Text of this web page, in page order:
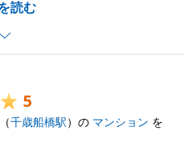
読む
お宅にてご家族皆様の新
うお祈りしております。
たらご連絡いただけます
5
（千歳船橋駅）の マンション を